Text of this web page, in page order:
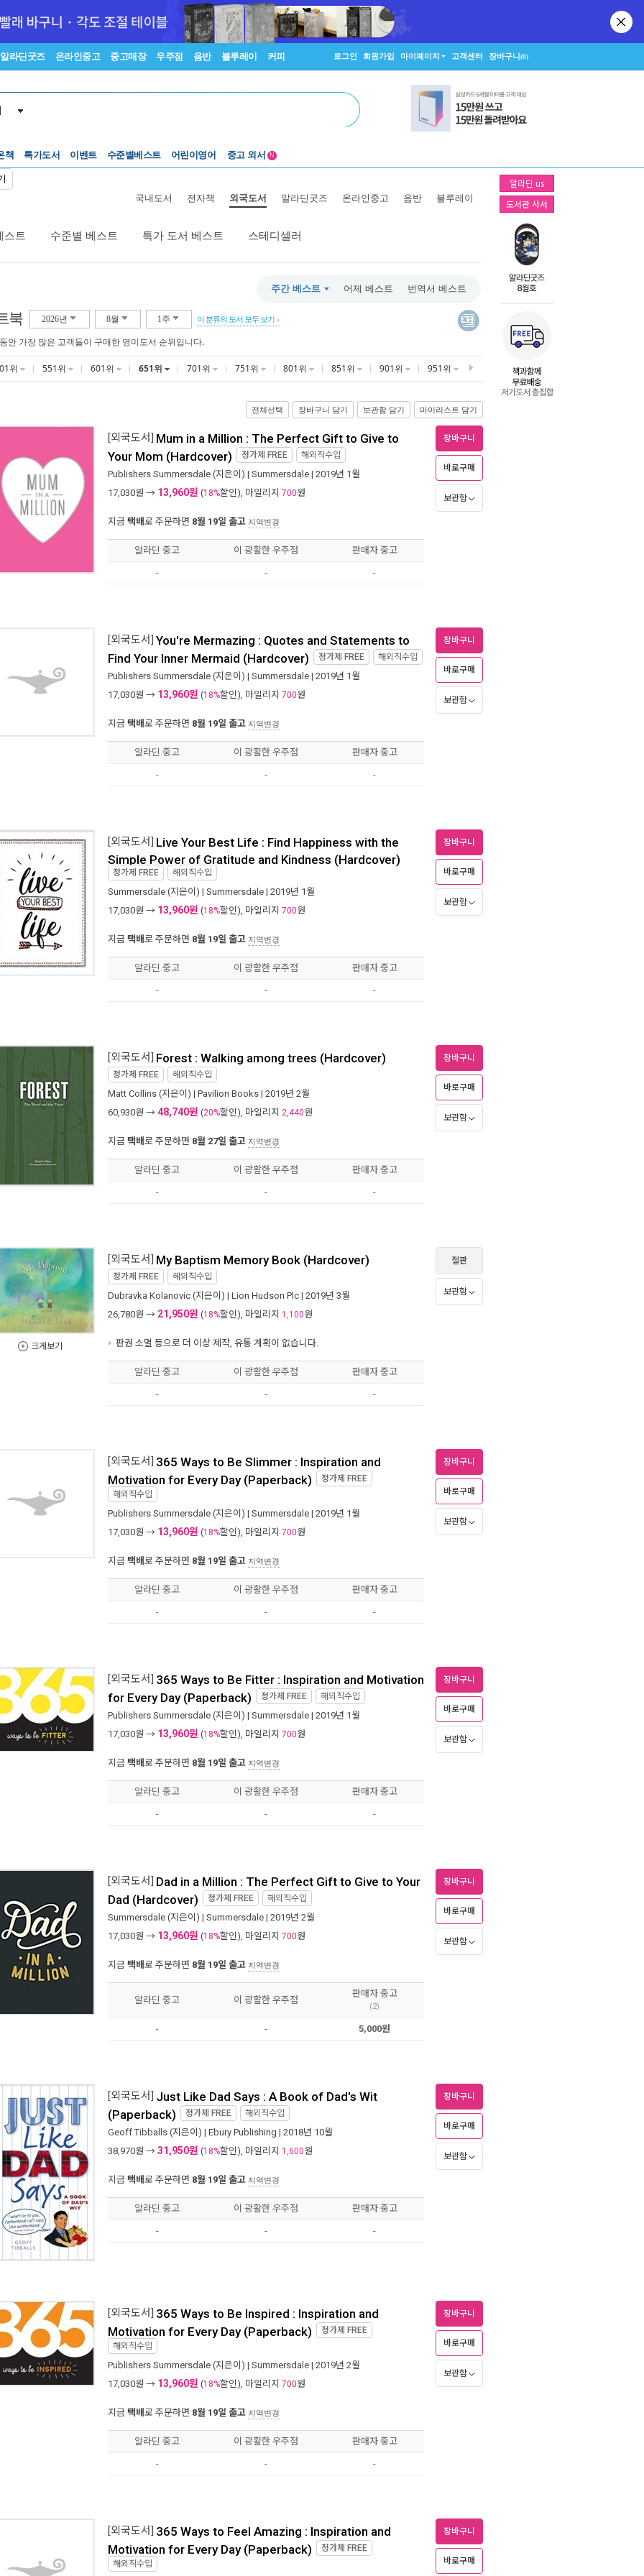
알라딘굿즈 온라인중고 중고매장 우주점 음반 블루레이 커피 로그인 회원가입 마이페이지 고객센터 장바구니(0)
책 특가도서 이벤트
Lexile®
어린이영어
5백원부터
N
알라딘 us
도서관 사서
국내도서 전자책 외국도서 알라딘굿즈 온라인중고 음반 블루레이
스트 수준별 베스트 특가 도서 베스트 스테디셀러
주간 베스트 어제 베스트 번역서 베스트
북 2026년 8월 1주 이 분류의 도서 모두 보기
안 가장 많은 고객들이 구매한 영미도서 순위입니다.
위 551위 601위 651위 701위 751위 801위 851위 901위 951위
전체선택 장바구니 담기 보관함 담기 마이리스트 담기
[외국도서] Mum in a Million : The Perfect Gift to Give to
Your Mom (Hardcover) 정가제 FREE 해외직수입
Publishers Summersdale (지은이) | Summersdale | 2019년 1월
17,030원 → 13,960원 (18%할인), 마일리지 700원
지금 택배로 주문하면 8월 19일 출고 지역변경
장바구니
바로구매
보관함
알라딘 중고 이 광활한 우주점 판매자 중고
- - -
[외국도서] You're Mermazing : Quotes and Statements to
Find Your Inner Mermaid (Hardcover) 정가제 FREE 해외직수입
Publishers Summersdale (지은이) | Summersdale | 2019년 1월
17,030원 → 13,960원 (18%할인), 마일리지 700원
지금 택배로 주문하면 8월 19일 출고 지역변경
장바구니
바로구매
보관함
알라딘 중고 이 광활한 우주점 판매자 중고
- - -
[외국도서] Live Your Best Life : Find Happiness with the
Simple Power of Gratitude and Kindness (Hardcover)
정가제 FREE 해외직수입
Summersdale (지은이) | Summersdale | 2019년 1월
17,030원 → 13,960원 (18%할인), 마일리지 700원
지금 택배로 주문하면 8월 19일 출고 지역변경
장바구니
바로구매
보관함
알라딘 중고 이 광활한 우주점 판매자 중고
- - -
[외국도서] Forest : Walking among trees (Hardcover)
정가제 FREE 해외직수입
Matt Collins (지은이) | Pavilion Books | 2019년 2월
60,930원 → 48,740원 (20%할인), 마일리지 2,440원
지금 택배로 주문하면 8월 27일 출고 지역변경
장바구니
바로구매
보관함
알라딘 중고 이 광활한 우주점 판매자 중고
- - -
크게보기
[외국도서] My Baptism Memory Book (Hardcover)
정가제 FREE 해외직수입
Dubravka Kolanovic (지은이) | Lion Hudson Plc | 2019년 3월
26,780원 → 21,950원 (18%할인), 마일리지 1,100원
판권 소멸 등으로 더 이상 제작, 유통 계획이 없습니다.
절판
보관함
알라딘 중고 이 광활한 우주점 판매자 중고
- - -
[외국도서] 365 Ways to Be Slimmer : Inspiration and
Motivation for Every Day (Paperback) 정가제
FREE
해외직수입
Publishers Summersdale (지은이) | Summersdale | 2019년 1월
17,030원 → 13,960원 (18%할인), 마일리지 700원
지금 택배로 주문하면 8월 19일 출고 지역변경
장바구니
바로구매
보관함
알라딘 중고 이 광활한 우주점 판매자 중고
- - -
[외국도서] 365 Ways to Be Fitter : Inspiration and Motivation
for Every Day (Paperback) 정가제 FREE 해외직수입
Publishers Summersdale (지은이) | Summersdale | 2019년 1월
17,030원 → 13,960원 (18%할인), 마일리지 700원
지금 택배로 주문하면 8월 19일 출고 지역변경
장바구니
바로구매
보관함
알라딘 중고 이 광활한 우주점 판매자 중고
- - -
[외국도서] Dad in a Million : The Perfect Gift to Give to Your
Dad (Hardcover) 정가제 FREE 해외직수입
Summersdale (지은이) | Summersdale | 2019년 2월
17,030원 → 13,960원 (18%할인), 마일리지 700원
지금 택배로 주문하면 8월 19일 출고 지역변경
장바구니
바로구매
보관함
알라딘 중고 이 광활한 우주점
판매자 중고
(2)
- - 5,000원
[외국도서] Just Like Dad Says : A Book of Dad's Wit
(Paperback) 정가제 FREE 해외직수입
Geoff Tibballs (지은이) | Ebury Publishing | 2018년 10월
38,970원 → 31,950원 (18%할인), 마일리지 1,600원
지금 택배로 주문하면 8월 19일 출고 지역변경
장바구니
바로구매
보관함
알라딘 중고 이 광활한 우주점 판매자 중고
- - -
[외국도서] 365 Ways to Be Inspired : Inspiration and
Motivation for Every Day (Paperback) 정가제
FREE
해외직수입
Publishers Summersdale (지은이) | Summersdale | 2019년 2월
17,030원 → 13,960원 (18%할인), 마일리지 700원
지금 택배로 주문하면 8월 19일 출고 지역변경
장바구니
바로구매
보관함
알라딘 중고 이 광활한 우주점 판매자 중고
- - -
[외국도서] 365 Ways to Feel Amazing : Inspiration and
Motivation for Every Day (Paperback) 정가제
FREE
해외직수입
장바구니
바로구매